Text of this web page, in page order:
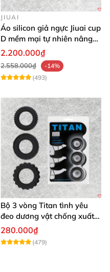
JIUAI
Áo silicon giả ngực Jiuai cup
D mềm mại tự nhiên nâng
ngực
2.200.000₫
2.558.000₫
-14%
(493)
Bộ 3 vòng Titan tình yêu
đeo dương vật chống xuất
tinh sớm chất liệu silicon y
tế
280.000₫
(479)